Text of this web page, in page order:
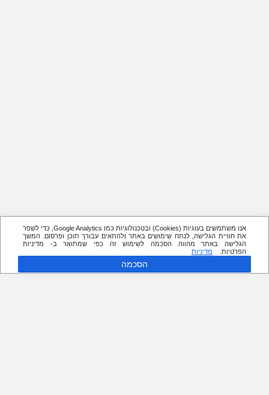
אנו משתמשים בעוגיות (Cookies) ובטכנולוגיות כמו Google Analytics, כדי לשפר
את חוויית הגלישה, לנתח שימושים באתר ולהתאים עבורך תוכן ופרסום. המשך
הגלישה באתר מהווה הסכמה לשימוש זה כפי שמתואר ב- מדיניות
הפרטיות.
מדיניות
הסכמה